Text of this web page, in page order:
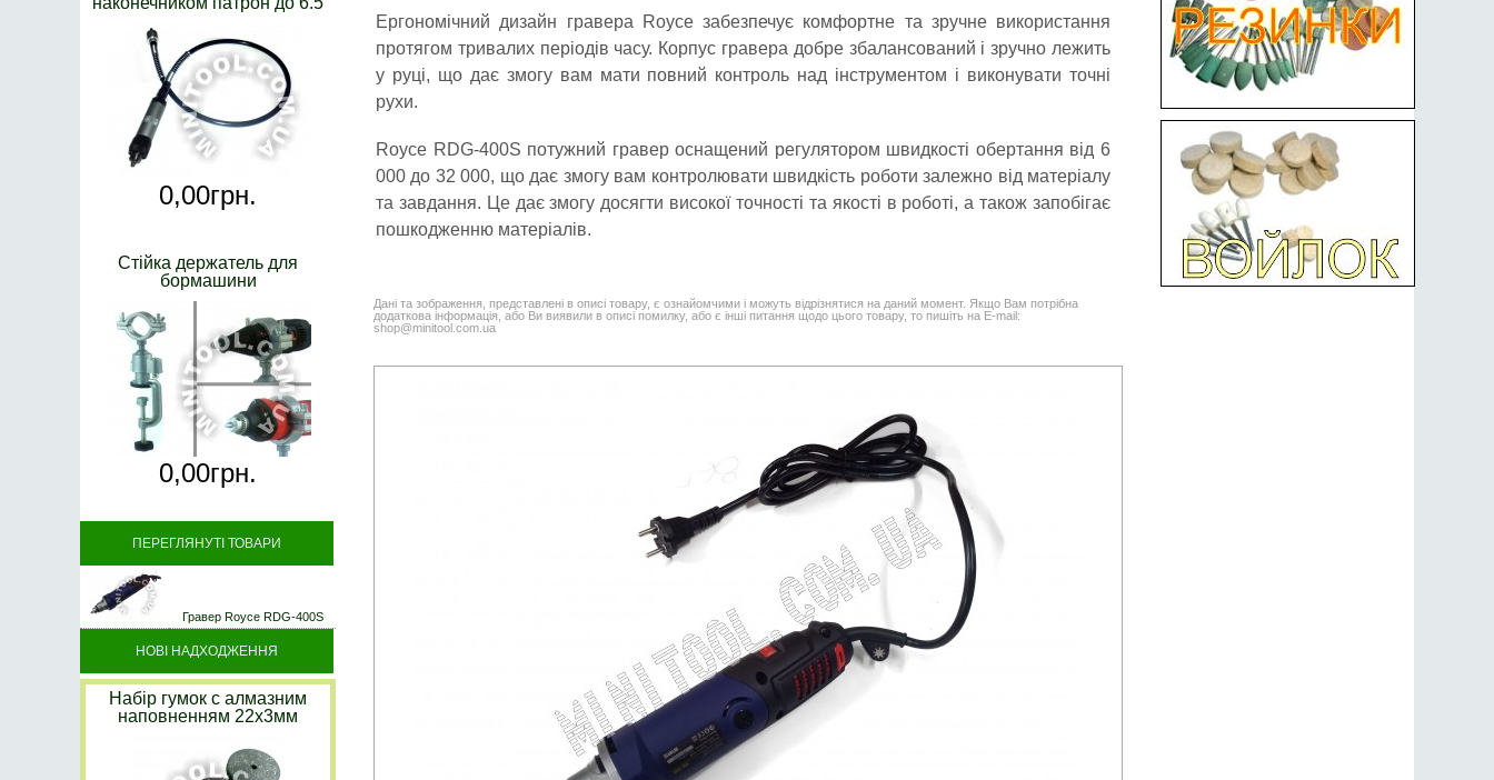
Ергономічний дизайн гравера Royce забезпечує комфортне та зручне використання
протягом тривалих періодів часу. Корпус гравера добре збалансований і зручно лежить
у руці, що дає змогу вам мати повний контроль над інструментом і виконувати точні
рухи.
Royce RDG-400S потужний гравер оснащений регулятором швидкості обертання від 6
000 до 32 000, що дає змогу вам контролювати швидкість роботи залежно від матеріалу
та завдання. Це дає змогу досягти високої точності та якості в роботі, а також запобігає
пошкодженню матеріалів.
Дані та зображення, представлені в описі товару, є ознайомчими і можуть відрізнятися на даний момент. Якщо Вам потрібна
додаткова інформація, або Ви виявили в описі помилку, або є інші питання щодо цього товару, то пишіть на E-mail:
shop@minitool.com.ua
0,00грн.
Стійка держатель для
бормашини
0,00грн.
ПЕРЕГЛЯНУТІ ТОВАРИ
Гравер Royce RDG-400S
НОВІ НАДХОДЖЕННЯ
Набір гумок с алмазним
наповненням 22х3мм